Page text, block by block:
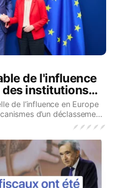
de l'influence
des institutions
de l’influence en Europe
d’un déclassement
🪶 🪶 🪶 🪶 🪶